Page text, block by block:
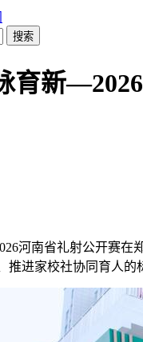
搜索
育新
河南省礼射公开赛
推进家校社协同育人的